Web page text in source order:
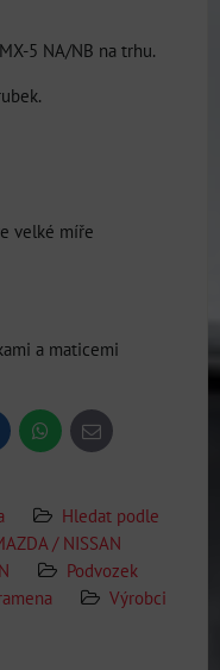
5 NA/NB na trhu.
velké míře
a maticemi
WhatsApp
E-
mail
Hledat podle
/ NISSAN
Podvozek
Výrobci